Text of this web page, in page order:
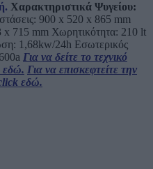
Χαρακτηριστικά Ψυγείου:
900 x 520 x 865 mm
x 715 mm Χωρητικότητα: 210 lt
1,68kw/24h Εσωτερικός
Για να δείτε το τεχνικό
εδώ. Για να επισκεφτείτε την
εδώ.